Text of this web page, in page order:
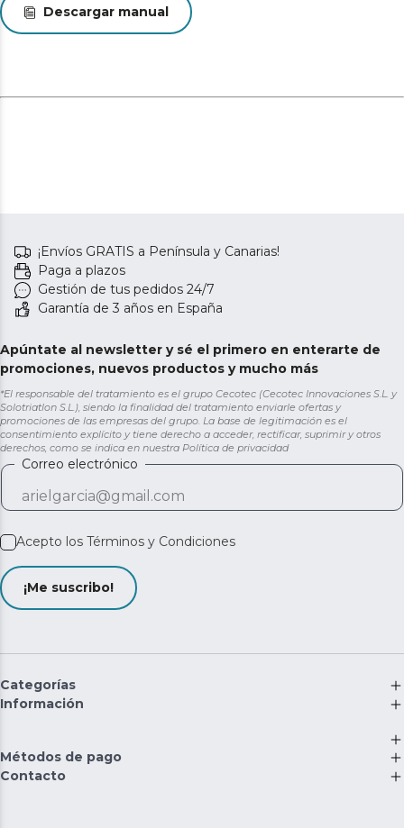
Descargar manual
¡Envíos GRATIS a Península y Canarias!
Paga a plazos
Gestión de tus pedidos 24/7
Garantía de 3 años en España
Apúntate al newsletter y sé el primero en enterarte de
promociones, nuevos productos y mucho más
*El responsable del tratamiento es el grupo Cecotec (Cecotec Innovaciones S.L. y
Solotriatlon S.L.), siendo la finalidad del tratamiento enviarle ofertas y
promociones de las empresas del grupo. La base de legitimación es el
consentimiento explícito y tiene derecho a acceder, rectificar, suprimir y otros
derechos, como se indica en nuestra Política de privacidad
Correo electrónico
Acepto los Términos y Condiciones
¡Me suscribo!
Categorías
Información
Métodos de pago
Contacto